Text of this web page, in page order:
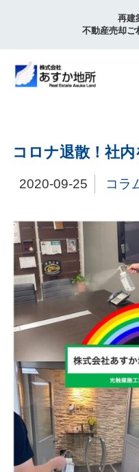
再建
不動産売却ご
コロナ退散！社
2020-09-25 コラ